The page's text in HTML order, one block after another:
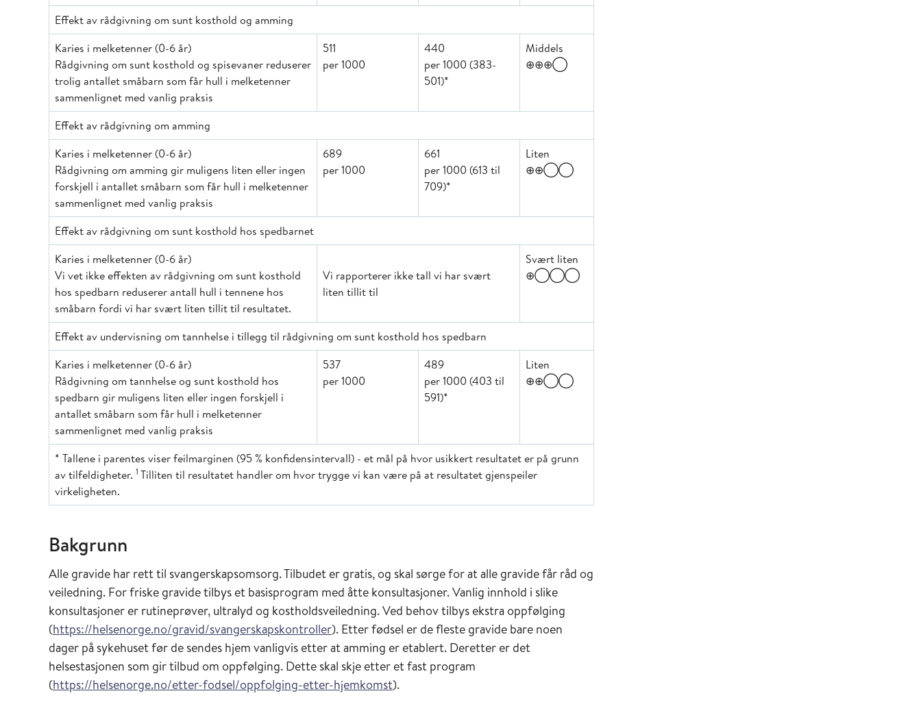
Effekt av rådgivning om sunt kosthold og amming
Karies i melketenner (0-6 år)
Rådgivning om sunt kosthold og spisevaner reduserer
trolig antallet småbarn som får hull i melketenner
sammenlignet med vanlig praksis
511
per 1000
440
per 1000 (383-
501)*
Middels
⊕⊕⊕◯
Effekt av rådgivning om amming
Karies i melketenner (0-6 år)
Rådgivning om amming gir muligens liten eller ingen
forskjell i antallet småbarn som får hull i melketenner
sammenlignet med vanlig praksis
689
per 1000
661
per 1000 (613 til
709)*
Liten
⊕⊕◯◯
Effekt av rådgivning om sunt kosthold hos spedbarnet
Karies i melketenner (0-6 år)
Vi vet ikke effekten av rådgivning om sunt kosthold
hos spedbarn reduserer antall hull i tennene hos
småbarn fordi vi har svært liten tillit til resultatet.
Vi rapporterer ikke tall vi har svært
liten tillit til
Svært liten
⊕◯◯◯
Effekt av undervisning om tannhelse i tillegg til rådgivning om sunt kosthold hos spedbarn
Karies i melketenner (0-6 år)
Rådgivning om tannhelse og sunt kosthold hos
spedbarn gir muligens liten eller ingen forskjell i
antallet småbarn som får hull i melketenner
sammenlignet med vanlig praksis
537
per 1000
489
per 1000 (403 til
591)*
Liten
⊕⊕◯◯
* Tallene i parentes viser feilmarginen (95 % konfidensintervall) - et mål på hvor usikkert resultatet er på grunn
av tilfeldigheter. 1 Tilliten til resultatet handler om hvor trygge vi kan være på at resultatet gjenspeiler
virkeligheten.
Bakgrunn
Alle gravide har rett til svangerskapsomsorg. Tilbudet er gratis, og skal sørge for at alle gravide får råd og
veiledning. For friske gravide tilbys et basisprogram med åtte konsultasjoner. Vanlig innhold i slike
konsultasjoner er rutineprøver, ultralyd og kostholdsveiledning. Ved behov tilbys ekstra oppfølging
(https://helsenorge.no/gravid/svangerskapskontroller). Etter fødsel er de fleste gravide bare noen
dager på sykehuset før de sendes hjem vanligvis etter at amming er etablert. Deretter er det
helsestasjonen som gir tilbud om oppfølging. Dette skal skje etter et fast program
(https://helsenorge.no/etter-fodsel/oppfolging-etter-hjemkomst).